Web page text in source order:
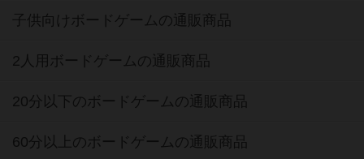
子供向けボードゲームの通販商品
2人用ボードゲームの通販商品
20分以下のボードゲームの通販商品
60分以上のボードゲームの通販商品